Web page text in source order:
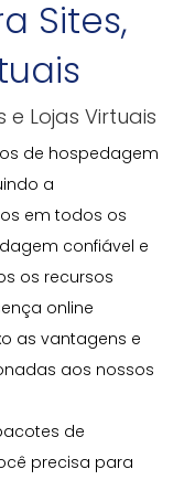
Sites,
Lojas Virtuais
de hospedagem
a
em todos os
confiável e
os recursos
online
as vantagens e
aos nossos
de
precisa para